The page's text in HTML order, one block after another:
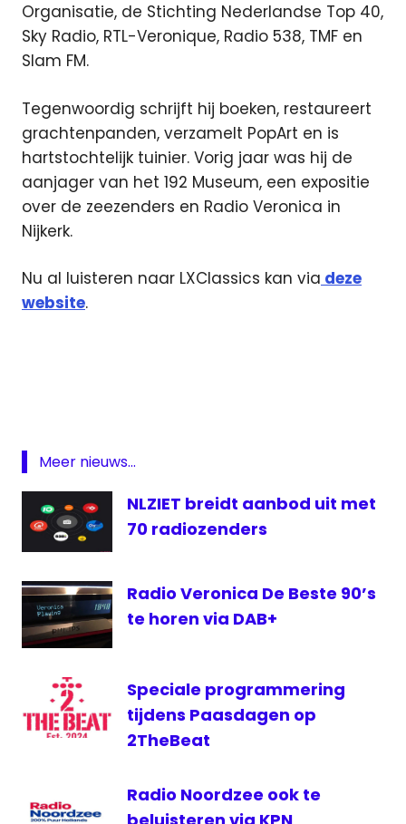
Organisatie, de Stichting Nederlandse Top 40,
Sky Radio, RTL-Veronique, Radio 538, TMF en
Slam FM.
Tegenwoordig schrijft hij boeken, restaureert
grachtenpanden, verzamelt PopArt en is
hartstochtelijk tuinier. Vorig jaar was hij de
aanjager van het 192 Museum, een expositie
over de zeezenders en Radio Veronica in
Nijkerk.
Nu al luisteren naar LXClassics kan via deze
website.
Lex
LXClassics
online
radiozender
Randstad
Meer nieuws...
NLZIET breidt aanbod uit met
70 radiozenders
Radio Veronica De Beste 90’s
te horen via DAB+
Speciale programmering
tijdens Paasdagen op
2TheBeat
Radio Noordzee ook te